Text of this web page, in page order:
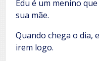
Edu é um menino
sua mãe.
Quando chega o dia,
irem logo.